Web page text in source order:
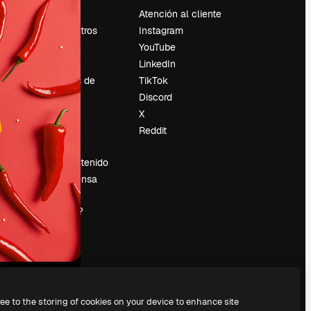
Precios
Sobre nosotros
Reviews
Tendencias de
búsqueda
Blog
Eventos
Slidesgo
Vender contenido
Sala de prensa
¿Buscas
magnific.ai?
Atención al cliente
Instagram
YouTube
LinkedIn
TikTok
Discord
X
Reddit
to the storing of cookies on your device to enhance site